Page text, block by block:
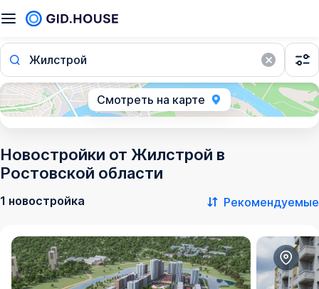
Жилстрой
Смотреть на карте
Новостройки от Жилстрой в
Ростовской области
1 новостройка Рекомендуемые